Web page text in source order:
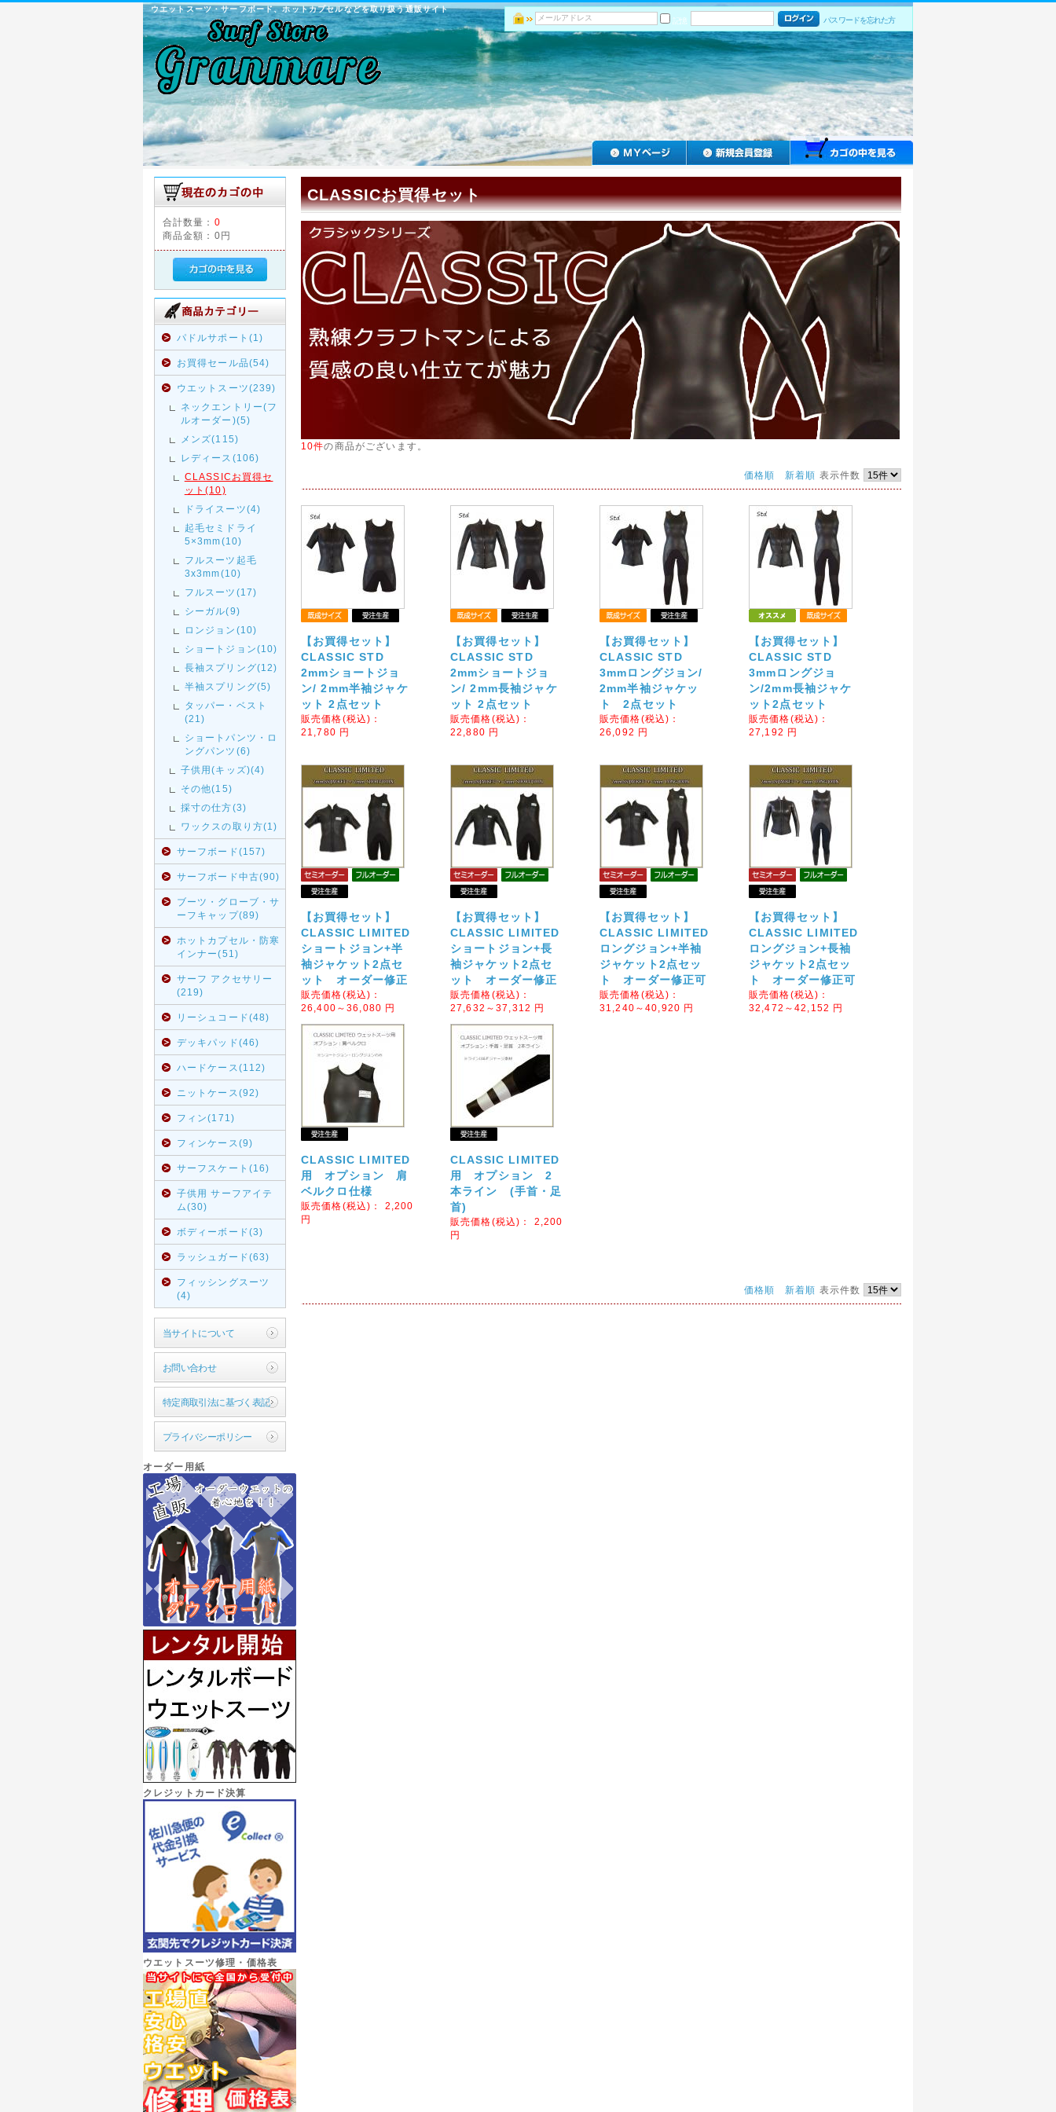
ウエットスーツ・サーフボード、ホットカプセルなどを取り扱う通販サイト
記憶
パスワードを忘れた方
合計数量： 0
商品金額： 0円
パドルサポート(1)
お買得セール品(54)
ウエットスーツ(239)
ネックエントリー(フ
ルオーダー)(5)
メンズ(115)
レディース(106)
CLASSICお買得セ
ット(10)
ドライスーツ(4)
起毛セミドライ
5×3mm(10)
フルスーツ起毛
3x3mm(10)
フルスーツ(17)
シーガル(9)
ロンジョン(10)
ショートジョン(10)
長袖スプリング(12)
半袖スプリング(5)
タッパー・ベスト
(21)
ショートパンツ・ロ
ングパンツ(6)
子供用(キッズ)(4)
その他(15)
採寸の仕方(3)
ワックスの取り方(1)
サーフボード(157)
サーフボード中古(90)
ブーツ・グローブ・サ
ーフキャップ(89)
ホットカプセル・防寒
インナー(51)
サーフ アクセサリー
(219)
リーシュコード(48)
デッキパッド(46)
ハードケース(112)
ニットケース(92)
フィン(171)
フィンケース(9)
サーフスケート(16)
子供用 サーフアイテ
ム(30)
ボディーボード(3)
ラッシュガード(63)
フィッシングスーツ
(4)
当サイトについて
お問い合わせ
特定商取引法に基づく表記
プライバシーポリシー
オーダー用紙
クレジットカード決算
ウエットスーツ修理・価格表
CLASSICお買得セット
10件の商品がございます。
価格順 新着順 表示件数
【お買得セット】
CLASSIC STD
2mmショートジョ
ン/ 2mm半袖ジャケ
ット 2点セット
販売価格(税込)：
21,780 円
【お買得セット】
CLASSIC STD
2mmショートジョ
ン/ 2mm長袖ジャケ
ット 2点セット
販売価格(税込)：
22,880 円
【お買得セット】
CLASSIC STD
3mmロングジョン/
2mm半袖ジャケッ
ト 2点セット
販売価格(税込)：
26,092 円
【お買得セット】
CLASSIC STD
3mmロングジョ
ン/2mm長袖ジャケ
ット2点セット
販売価格(税込)：
27,192 円
【お買得セット】
CLASSIC LIMITED
ショートジョン+半
袖ジャケット2点セ
ット オーダー修正
販売価格(税込)：
26,400～36,080 円
【お買得セット】
CLASSIC LIMITED
ショートジョン+長
袖ジャケット2点セ
ット オーダー修正
販売価格(税込)：
27,632～37,312 円
【お買得セット】
CLASSIC LIMITED
ロングジョン+半袖
ジャケット2点セッ
ト オーダー修正可
販売価格(税込)：
31,240～40,920 円
【お買得セット】
CLASSIC LIMITED
ロングジョン+長袖
ジャケット2点セッ
ト オーダー修正可
販売価格(税込)：
32,472～42,152 円
CLASSIC LIMITED
用 オプション 肩
ベルクロ仕様
販売価格(税込)： 2,200
円
CLASSIC LIMITED
用 オプション 2
本ライン (手首・足
首)
販売価格(税込)： 2,200
円
価格順 新着順 表示件数